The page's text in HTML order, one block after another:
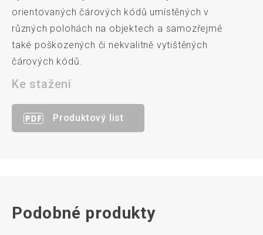
orientovaných čárových kódů umístěných v
různých polohách na objektech a samozřejmě
také poškozených či nekvalitně vytištěných
čárových kódů.
Ke stažení
Produktový list
Podobné produkty